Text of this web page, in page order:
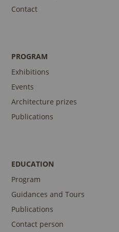
Contact
PROGRAM
Exhibitions
Events
Architecture prizes
Publications
EDUCATION
Program
Guidances and Tours
Publications
Contact person